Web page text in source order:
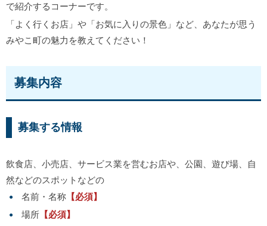
で紹介するコーナーです。
「よく行くお店」や「お気に入りの景色」など、あなたが思う
みやこ町の魅力を教えてください！
募集内容
募集する情報
飲食店、小売店、サービス業を営むお店や、公園、遊び場、自
然などのスポットなどの
名前・名称 【必須】
場所 【必須】